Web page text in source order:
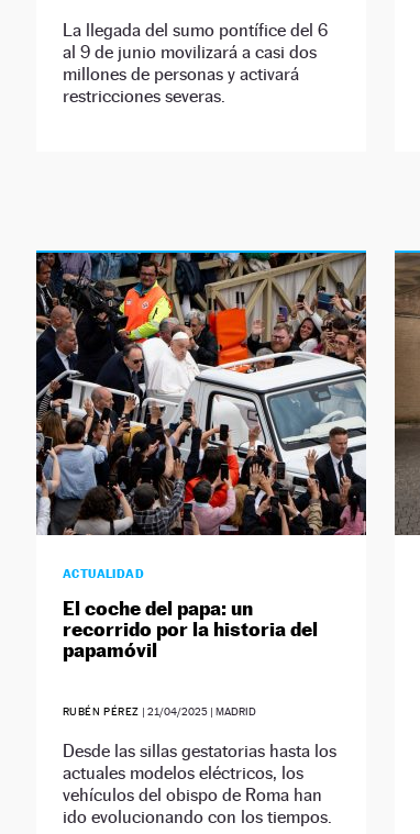
La llegada del sumo pontífice del 6
al 9 de junio movilizará a casi dos
millones de personas y activará
restricciones severas.
ACTUALIDAD
El coche del papa: un
recorrido por la historia del
papamóvil
RUBÉN PÉREZ |21/04/2025 | MADRID
Desde las sillas gestatorias hasta los
actuales modelos eléctricos, los
vehículos del obispo de Roma han
ido evolucionando con los tiempos.